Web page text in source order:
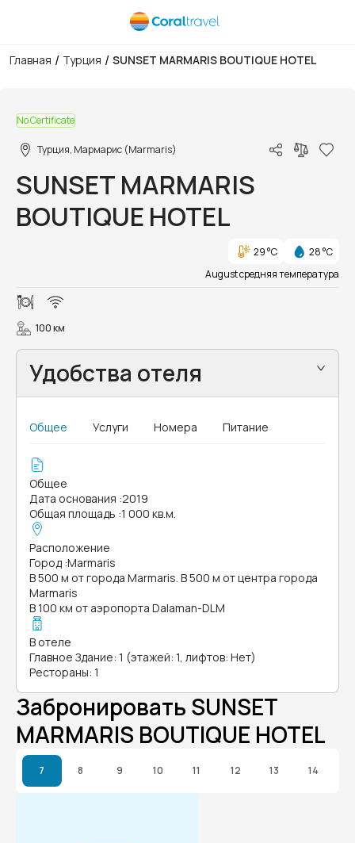
Главная / Турция / SUNSET MARMARIS BOUTIQUE HOTEL
No Certificate
Турция, Мармарис (Marmaris)
SUNSET MARMARIS
BOUTIQUE HOTEL
29 °C
28 °C
August средняя температура
100 км
Удобства отеля
Общее Услуги Номера Питание
Общее
Дата основания :2019
Общая площадь :1 000 кв.м.
Расположение
Город :Marmaris
В 500 м от города Marmaris. В 500 м от центра города
Marmaris
В 100 км от аэропорта Dalaman-DLM
В отеле
Главное Здание: 1 (этажей: 1, лифтов: Нет)
Рестораны: 1
Забронировать SUNSET
MARMARIS BOUTIQUE HOTEL
7 8 9 10 11 12 13 14